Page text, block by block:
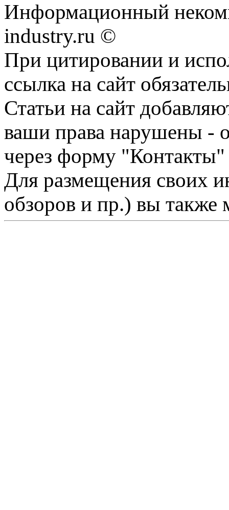
Информационный
industry.ru ©
При цитировании и
ссылка на сайт
Статьи на сайт
ваши права нарушены -
через форму "Контакты"
Для размещения своих
обзоров и пр.) вы также